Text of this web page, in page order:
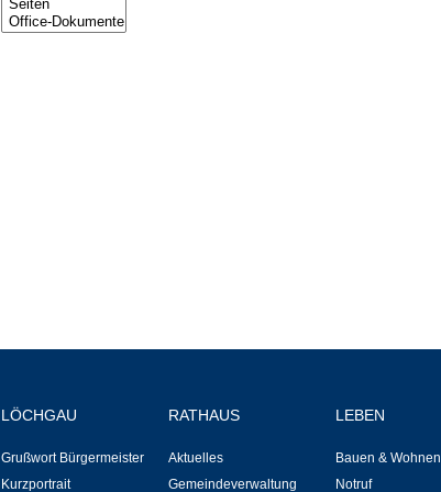
LÖCHGAU
Grußwort Bürgermeister
Kurzportrait
RATHAUS
Aktuelles
Gemeindeverwaltung
LEBEN
Bauen & Wohnen
Notruf